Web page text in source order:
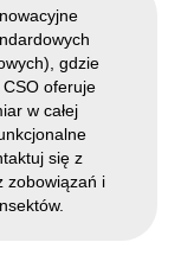
gdzie
oferuje
w całej
się z
zobowiązań i